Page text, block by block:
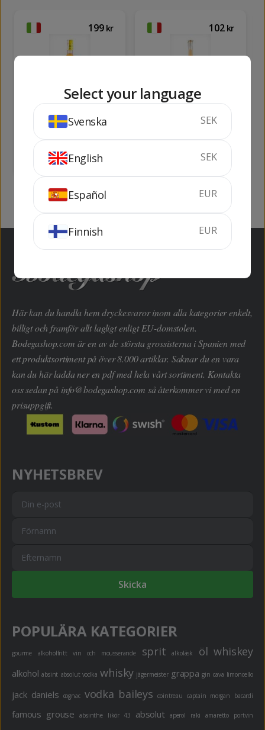
199 kr
Meloncello del Sole
1 lit
100 cl
KÖP
102 kr
Meloncello del Sole
(mini, 50 cl)
30%
SLUTSÅLD
Här kan du handla hem dryckesvaror inom alla kategorier enkelt,
billigt och framför allt lagligt enligt EU-domstolen.
Bodegashop.com är en av de största grossisterna i Spanien med
ett produktsortiment på över 8.000 artiklar. Saknar du en vara
kan du här ladda ner en pdf med hela vårt sortiment. Kontakta
oss sedan på info@bodegashop.com så återkommer vi med en
prisuppgift.
NYHETSBREV
Skicka
POPULÄRA KATEGORIER
gourme alkoholfritt vin och mousserande sprit alkoläsk öl whiskey
alkohol absint absolut vodka whisky jägermeister grappa gin cava limoncello
jack daniels cognac vodka baileys cointreau captain morgan bacardi
famous grouse absinthe likör 43 absolut aperol raki amaretto portvin
Select your language
Svenska SEK
English SEK
Español EUR
Finnish EUR